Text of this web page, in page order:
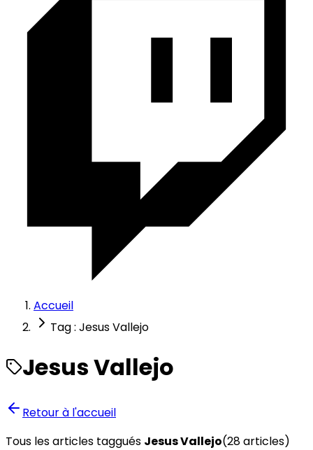
Accueil
Tag : Jesus Vallejo
Jesus Vallejo
Retour à l'accueil
Tous les articles taggués Jesus Vallejo(28articles)